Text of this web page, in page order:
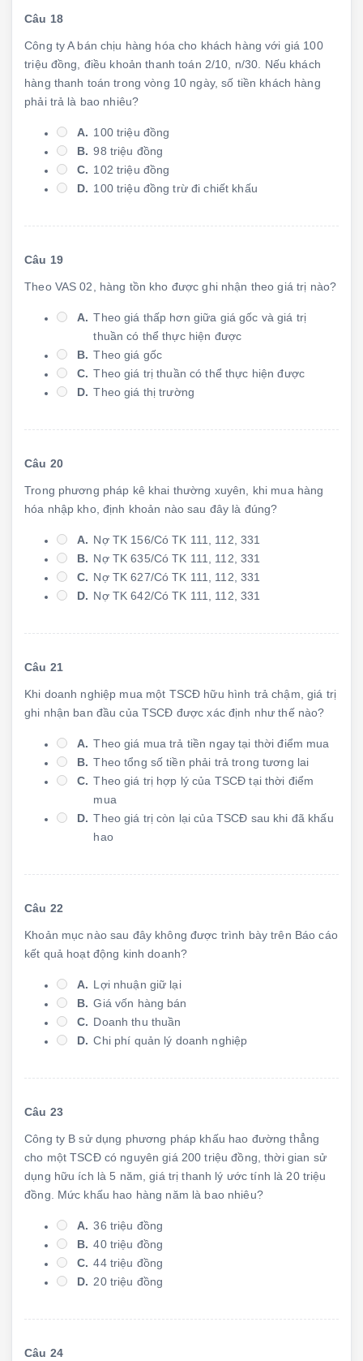
Câu 18
Công ty A bán chịu hàng hóa cho khách hàng với giá 100
triệu đồng, điều khoản thanh toán 2/10, n/30. Nếu khách
hàng thanh toán trong vòng 10 ngày, số tiền khách hàng
phải trả là bao nhiêu?
A. 100 triệu đồng
B. 98 triệu đồng
C. 102 triệu đồng
D. 100 triệu đồng trừ đi chiết khấu
Câu 19
Theo VAS 02, hàng tồn kho được ghi nhận theo giá trị nào?
A. Theo giá thấp hơn giữa giá gốc và giá trị
thuần có thể thực hiện được
B. Theo giá gốc
C. Theo giá trị thuần có thể thực hiện được
D. Theo giá thị trường
Câu 20
Trong phương pháp kê khai thường xuyên, khi mua hàng
hóa nhập kho, định khoản nào sau đây là đúng?
A. Nợ TK 156/Có TK 111, 112, 331
B. Nợ TK 635/Có TK 111, 112, 331
C. Nợ TK 627/Có TK 111, 112, 331
D. Nợ TK 642/Có TK 111, 112, 331
Câu 21
Khi doanh nghiệp mua một TSCĐ hữu hình trả chậm, giá trị
ghi nhận ban đầu của TSCĐ được xác định như thế nào?
A. Theo giá mua trả tiền ngay tại thời điểm mua
B. Theo tổng số tiền phải trả trong tương lai
C. Theo giá trị hợp lý của TSCĐ tại thời điểm
mua
D. Theo giá trị còn lại của TSCĐ sau khi đã khấu
hao
Câu 22
Khoản mục nào sau đây không được trình bày trên Báo cáo
kết quả hoạt động kinh doanh?
A. Lợi nhuận giữ lại
B. Giá vốn hàng bán
C. Doanh thu thuần
D. Chi phí quản lý doanh nghiệp
Câu 23
Công ty B sử dụng phương pháp khấu hao đường thẳng
cho một TSCĐ có nguyên giá 200 triệu đồng, thời gian sử
dụng hữu ích là 5 năm, giá trị thanh lý ước tính là 20 triệu
đồng. Mức khấu hao hàng năm là bao nhiêu?
A. 36 triệu đồng
B. 40 triệu đồng
C. 44 triệu đồng
D. 20 triệu đồng
Câu 24